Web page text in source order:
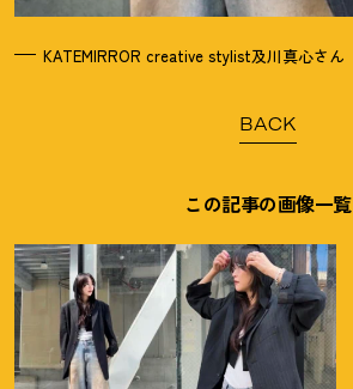
KATEMIRROR creative stylist及川真心さん
BACK
この記事の画像一覧